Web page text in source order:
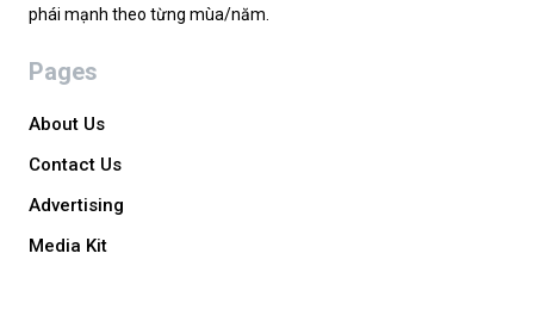
phái mạnh theo từng mùa/năm.
Pages
About Us
Contact Us
Advertising
Media Kit